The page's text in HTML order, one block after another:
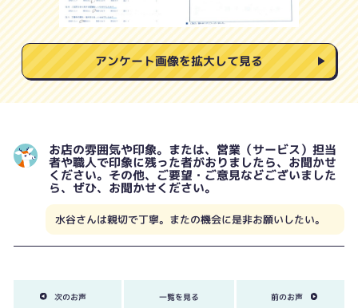
アンケート画像を拡大して見る
お店の雰囲気や印象。または、営業（サービス）担当
者や職人で印象に残った者がおりましたら、お聞かせ
ください。その他、ご要望・ご意見などございました
ら、ぜひ、お聞かせください。
水谷さんは親切で丁寧。またの機会に是非お願いしたい。
次のお声 一覧を見る 前のお声